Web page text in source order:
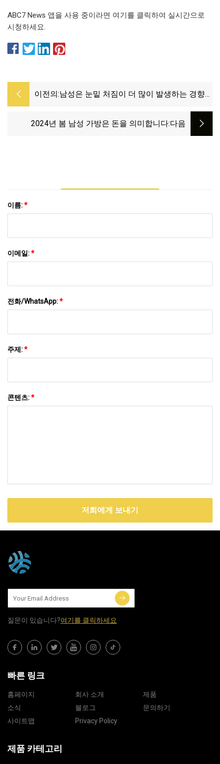
ABC7 News 앱을 사용 중이라면 여기를 클릭하여 실시간으로
시청하세요.
이전의:남성은 눈밑 처짐이 더 많이 발생하는 경향이
2024년 봄 남성 가방은 돈을 ​​의미합니다:다음
이름:*
이메일:*
전화/WhatsApp:*
주제:*
콘텐츠:*
저희에게 보내기
질문이 있습니다?여기를 클릭하세요
빠른 링크
홈페이지 회사 소개
제품
소식
블로그
문의하기
사이트맵
Privacy Policy
제품 카테고리